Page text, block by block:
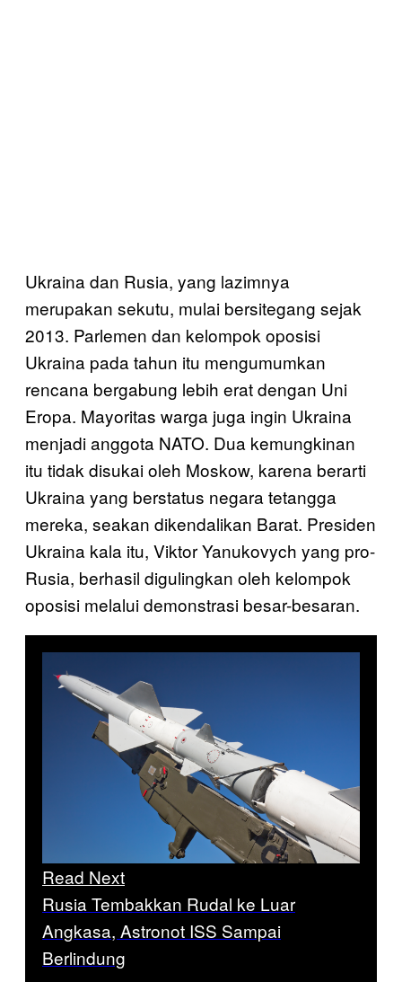
Ukraina dan Rusia, yang lazimnya
merupakan sekutu, mulai bersitegang sejak
2013. Parlemen dan kelompok oposisi
Ukraina pada tahun itu mengumumkan
rencana bergabung lebih erat dengan Uni
Eropa. Mayoritas warga juga ingin Ukraina
menjadi anggota NATO. Dua kemungkinan
itu tidak disukai oleh Moskow, karena berarti
Ukraina yang berstatus negara tetangga
mereka, seakan dikendalikan Barat. Presiden
Ukraina kala itu, Viktor Yanukovych yang pro-
Rusia, berhasil digulingkan oleh kelompok
oposisi melalui demonstrasi besar-besaran.
Read Next
Rusia Tembakkan Rudal ke Luar
Angkasa, Astronot ISS Sampai
Berlindung